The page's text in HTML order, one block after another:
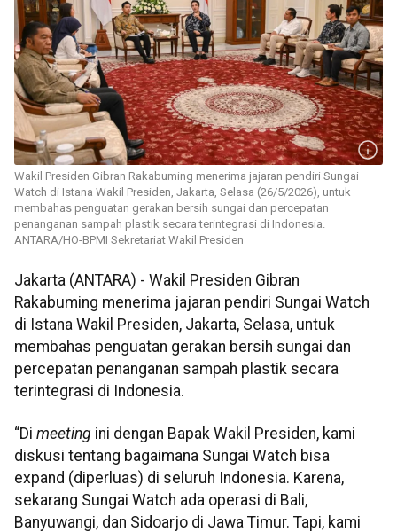
Wakil Presiden Gibran Rakabuming menerima jajaran pendiri Sungai
Watch di Istana Wakil Presiden, Jakarta, Selasa (26/5/2026), untuk
membahas penguatan gerakan bersih sungai dan percepatan
penanganan sampah plastik secara terintegrasi di Indonesia.
ANTARA/HO-BPMI Sekretariat Wakil Presiden
Jakarta (ANTARA) - Wakil Presiden Gibran
Rakabuming menerima jajaran pendiri Sungai Watch
di Istana Wakil Presiden, Jakarta, Selasa, untuk
membahas penguatan gerakan bersih sungai dan
percepatan penanganan sampah plastik secara
terintegrasi di Indonesia.
“Di meeting ini dengan Bapak Wakil Presiden, kami
diskusi tentang bagaimana Sungai Watch bisa
expand (diperluas) di seluruh Indonesia. Karena,
sekarang Sungai Watch ada operasi di Bali,
Banyuwangi, dan Sidoarjo di Jawa Timur. Tapi, kami